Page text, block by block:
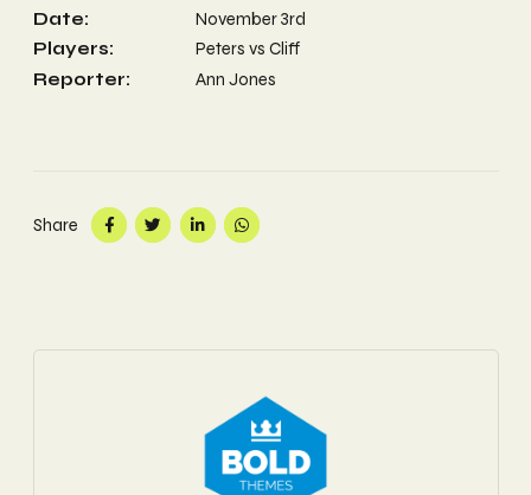
Date:
November 3rd
Players:
Peters vs Cliff
Reporter:
Ann Jones
Share